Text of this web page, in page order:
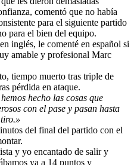
comentó que no había
para el siguiente partido
para el bien del equipo.
inglés, le comenté en español si
amable y profesional Marc
tiempo muerto tras triple de
pérdida en ataque.
hecho las cosas que
con el pase y pasan hasta
del final del partido con el
y yo encantado de salir y
ya a 14 puntos y